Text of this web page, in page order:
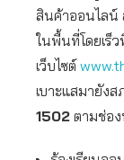
สินค้าออนไลน์
ในพื้นที่โดยเร็
เว็บไซต์
เบาะแสมายัง
1502 ตามช่อ